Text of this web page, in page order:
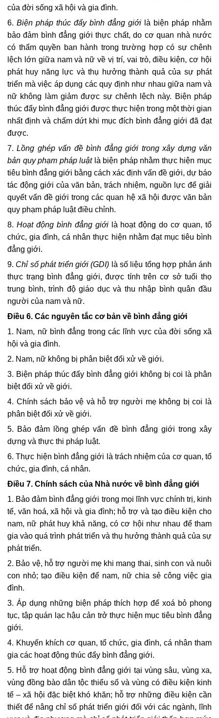
của đời sống xã hội và gia đình.
6. Biện pháp thúc đẩy bình đẳng giới là biện pháp nhằm
bảo đảm bình đẳng giới thực chất, do cơ quan nhà nước
có thẩm quyền ban hành trong trường hợp có sự chênh
lệch lớn giữa nam và nữ về vị trí, vai trò, điều kiện, cơ hội
phát huy năng lực và thụ hưởng thành quả của sự phát
triển mà việc áp dụng các quy định như nhau giữa nam và
nữ không làm giảm được sự chênh lệch này. Biện pháp
thúc đẩy bình đẳng giới được thực hiện trong một thời gian
nhất định và chấm dứt khi mục đích bình đẳng giới đã đạt
được.
7.Lồng ghép vấn đề bình đẳng giới trong xây dựng văn
bản quy phạm pháp luậtlà biện pháp nhằm thực hiện mục
tiêu bình đẳng giới bằng cách xác định vấn đề giới, dự báo
tác động giới của văn bản, trách nhiệm, nguồn lực để giải
quyết vấn đề giới trong các quan hệ xã hội được văn bản
quy phạm pháp luật điều chỉnh.
8. Hoạt động bình đẳng giớilà hoạt động do cơ quan, tổ
chức, gia đình, cá nhân thực hiện nhằm đạt mục tiêu bình
đẳng giới.
9. Chỉ số phát triển giới (GDI) là số liệu tổng hợp phản ánh
thực trạng bình đẳng giới, được tính trên cơ sở tuổi thọ
trung bình, trình độ giáo dục và thu nhập bình quân đầu
người của nam và nữ.
Điều 6. Các nguyên tắc cơ bản về bình đẳng giới
1. Nam, nữ bình đẳng trong các lĩnh vực của đời sống xã
hội và gia đình.
2. Nam, nữ không bị phân biệt đối xử về giới.
3. Biện pháp thúc đẩy bình đẳng giới không bị coi là phân
biệt đối xử về giới.
4. Chính sách bảo vệ và hỗ trợ người mẹ không bị coi là
phân biệt đối xử về giới.
5. Bảo đảm lồng ghép vấn đề bình đẳng giới trong xây
dựng và thực thi pháp luật.
6. Thực hiện bình đẳng giới là trách nhiệm của cơ quan, tổ
chức, gia đình, cá nhân.
Điều 7. Chính sách của Nhà nước về bình đẳng giới
1. Bảo đảm bình đẳng giới trong mọi lĩnh vực chính trị, kinh
tế, văn hoá, xã hội và gia đình; hỗ trợ và tạo điều kiện cho
nam, nữ phát huy khả năng, có cơ hội như nhau để tham
gia vào quá trình phát triển và thụ hưởng thành quả của sự
phát triển.
2. Bảo vệ, hỗ trợ người mẹ khi mang thai, sinh con và nuôi
con nhỏ; tạo điều kiện để nam, nữ chia sẻ công việc gia
đình.
3. Áp dụng những biện pháp thích hợp để xoá bỏ phong
tục, tập quán lạc hậu cản trở thực hiện mục tiêu bình đẳng
giới.
4. Khuyến khích cơ quan, tổ chức, gia đình, cá nhân tham
gia các hoạt động thúc đẩy bình đẳng giới.
5. Hỗ trợ hoạt động bình đẳng giới tại vùng sâu, vùng xa,
vùng đồng bào dân tộc thiểu số và vùng có điều kiện kinh
tế – xã hội đặc biệt khó khăn; hỗ trợ những điều kiện cần
thiết để nâng chỉ số phát triển giới đối với các ngành, lĩnh